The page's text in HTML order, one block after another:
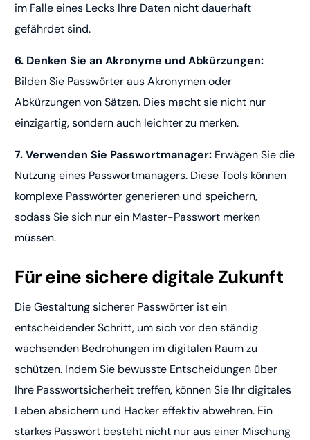
im Falle eines Lecks Ihre Daten nicht dauerhaft
gefährdet sind.
6. Denken Sie an Akronyme und Abkürzungen:
Bilden Sie Passwörter aus Akronymen oder
Abkürzungen von Sätzen. Dies macht sie nicht nur
einzigartig, sondern auch leichter zu merken.
7. Verwenden Sie Passwortmanager: Erwägen Sie die
Nutzung eines Passwortmanagers. Diese Tools können
komplexe Passwörter generieren und speichern,
sodass Sie sich nur ein Master-Passwort merken
müssen.
Für eine sichere digitale Zukunft
Die Gestaltung sicherer Passwörter ist ein
entscheidender Schritt, um sich vor den ständig
wachsenden Bedrohungen im digitalen Raum zu
schützen. Indem Sie bewusste Entscheidungen über
Ihre Passwortsicherheit treffen, können Sie Ihr digitales
Leben absichern und Hacker effektiv abwehren. Ein
starkes Passwort besteht nicht nur aus einer Mischung